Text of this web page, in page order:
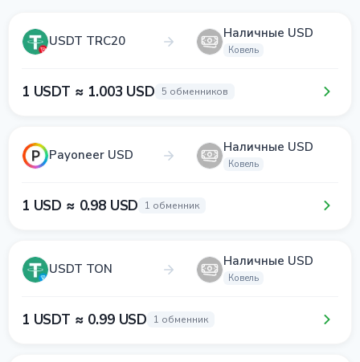
USDT TRC20 Наличные USD
Ковель
1 USDT ≈ 1.003 USD 5 обменников
Payoneer USD Наличные USD
Ковель
1 USD ≈ 0.98 USD 1 обменник
USDT TON Наличные USD
Ковель
1 USDT ≈ 0.99 USD 1 обменник